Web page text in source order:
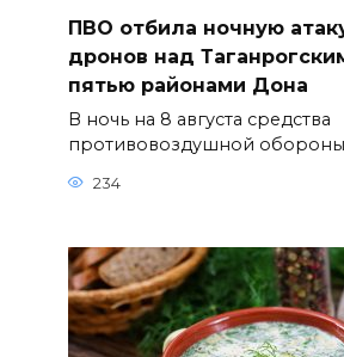
ПВО отбила ночную
дронов над
пятью районами Дона
В ночь на 8 августа средства
противовоздушной обороны
234